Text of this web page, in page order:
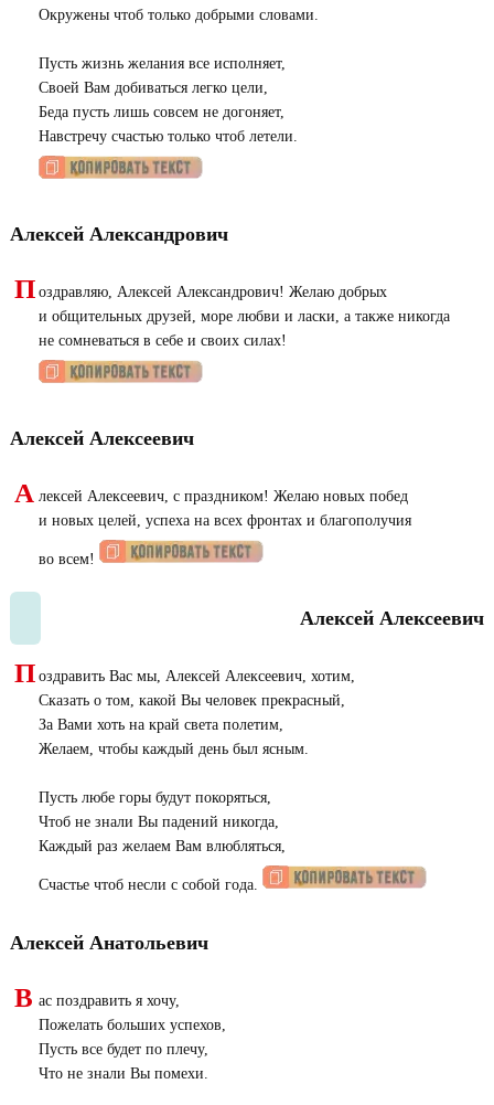
Окружены чтоб только добрыми словами.
Пусть жизнь желания все исполняет,
Своей Вам добиваться легко цели,
Беда пусть лишь совсем не догоняет,
Навстречу счастью только чтоб летели.
Алексей Александрович
П оздравляю, Алексей Александрович! Желаю добрых
и общительных друзей, море любви и ласки, а также никогда
не сомневаться в себе и своих силах!
Алексей Алексеевич
А лексей Алексеевич, с праздником! Желаю новых побед
и новых целей, успеха на всех фронтах и благополучия
во всем!
Алексей Алексеевич
П оздравить Вас мы, Алексей Алексеевич, хотим,
Сказать о том, какой Вы человек прекрасный,
За Вами хоть на край света полетим,
Желаем, чтобы каждый день был ясным.
Пусть любе горы будут покоряться,
Чтоб не знали Вы падений никогда,
Каждый раз желаем Вам влюбляться,
Счастье чтоб несли с собой года.
Алексей Анатольевич
В ас поздравить я хочу,
Пожелать больших успехов,
Пусть все будет по плечу,
Что не знали Вы помехи.